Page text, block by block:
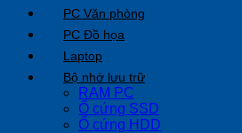
PC Văn phòng
PC Đồ họa
Laptop
Bộ nhớ lưu trữ
RAM PC
Ổ cứng SSD
Ổ cứng HDD